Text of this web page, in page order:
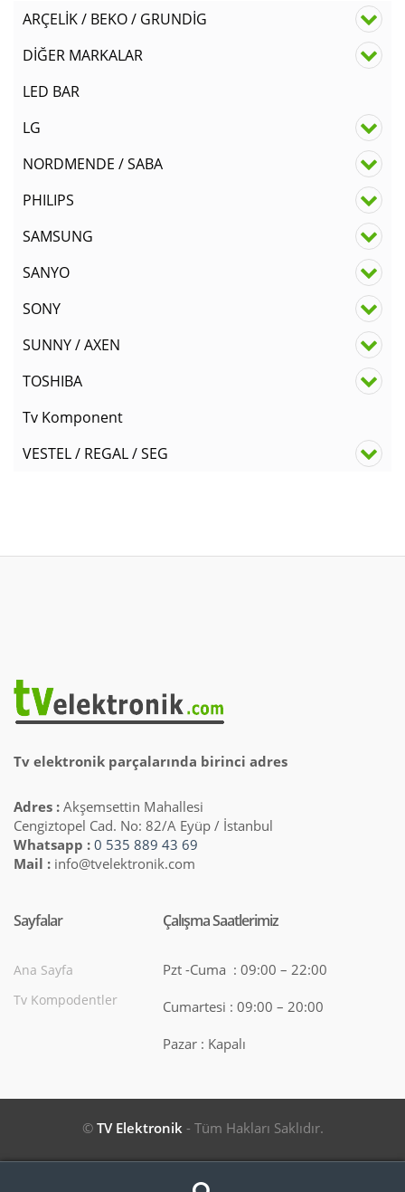
ARÇELİK / BEKO / GRUNDİG
DİĞER MARKALAR
LED BAR
LG
NORDMENDE / SABA
PHILIPS
SAMSUNG
SANYO
SONY
SUNNY / AXEN
TOSHIBA
Tv Komponent
VESTEL / REGAL / SEG
Tv elektronik parçalarında birinci adres
Adres : Akşemsettin Mahallesi
Cengiztopel Cad. No: 82/A Eyüp / İstanbul
Whatsapp : 0 535 889 43 69
Mail : info@tvelektronik.com
Sayfalar
Ana Sayfa
Tv Kompodentler
Çalışma Saatlerimiz
Pzt -Cuma : 09:00 – 22:00
Cumartesi : 09:00 – 20:00
Pazar : Kapalı
© TV Elektronik- Tüm Hakları Saklıdır.